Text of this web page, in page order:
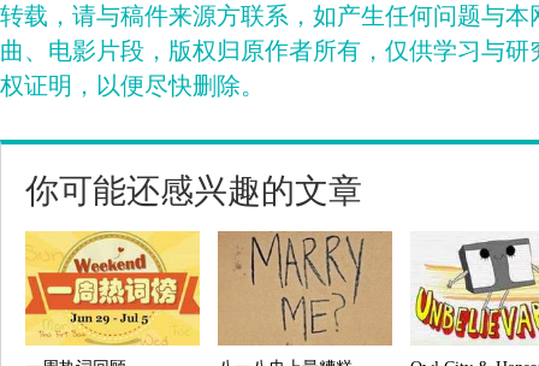
转载，请与稿件来源方联系，如产生任何问题与
曲、电影片段，版权归原作者所有，仅供学习与
权证明，以便尽快删除。
你可能还感兴趣的文章